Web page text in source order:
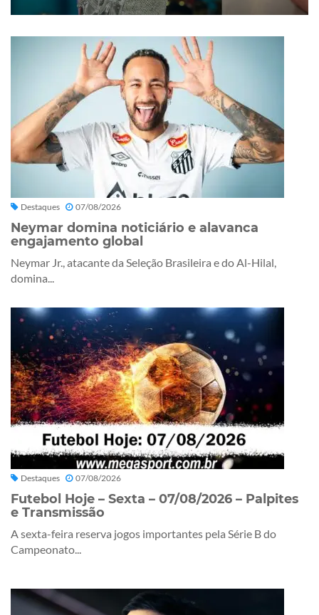
Destaques 07/08/2026
Neymar domina noticiário e alavanca
engajamento global
Neymar Jr., atacante da Seleção Brasileira e do Al-Hilal,
domina...
Destaques 07/08/2026
Futebol Hoje – Sexta – 07/08/2026 – Palpites
e Transmissão
A sexta-feira reserva jogos importantes pela Série B do
Campeonato...